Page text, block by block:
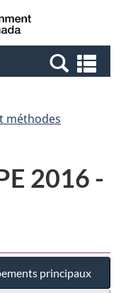
Canada
et
méthodes
2016 -
principaux